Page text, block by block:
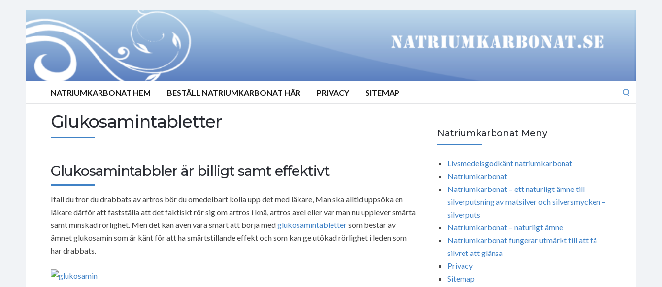
NATRIUMKARBONAT HEM BESTÄLL NATRIUMKARBONAT HÄR PRIVACY SITEMAP
Glukosamintabletter
Glukosamintabbler är billigt samt effektivt
Ifall du tror du drabbats av artros bör du omedelbart kolla upp det med läkare, Man ska alltid uppsöka en
läkare därför att fastställa att det faktiskt rör sig om artros i knä, artros axel eller var man nu upplever smärta
samt minskad rörlighet. Men det kan även vara smart att börja medglukosamintablettersom består av
ämnet glukosamin som är känt för att ha smärtstillande effekt och som kan ge utökad rörlighet i leden som
har drabbats.
Natriumkarbonat Meny
Livsmedelsgodkänt natriumkarbonat
Natriumkarbonat
Natriumkarbonat – ett naturligt ämne till
silverputsning av matsilver och silversmycken –
silverputs
Natriumkarbonat – naturligt ämne
Natriumkarbonat fungerar utmärkt till att få
silvret att glänsa
Privacy
Sitemap